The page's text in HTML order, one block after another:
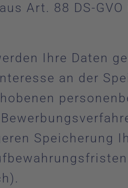
Art. 88 DS-GVO
Ihre Daten
an der
Speicherung